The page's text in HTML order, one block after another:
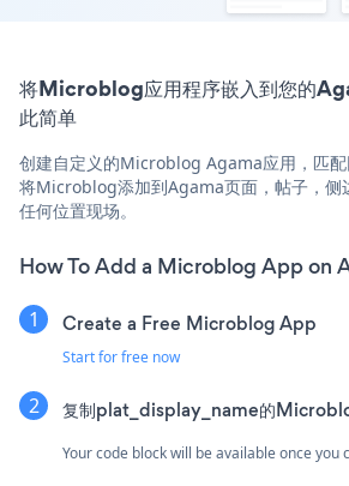
将Microblog应用程序嵌入到您的
此简单
创建自定义的Microblog Agama应用，匹
将Microblog添加到Agama页面，帖子，侧
任何位置现场。
How To Add a Microblog App on
Create a Free Microblog App
Start for free now
复制plat_display_name的
Your code block will be available once you